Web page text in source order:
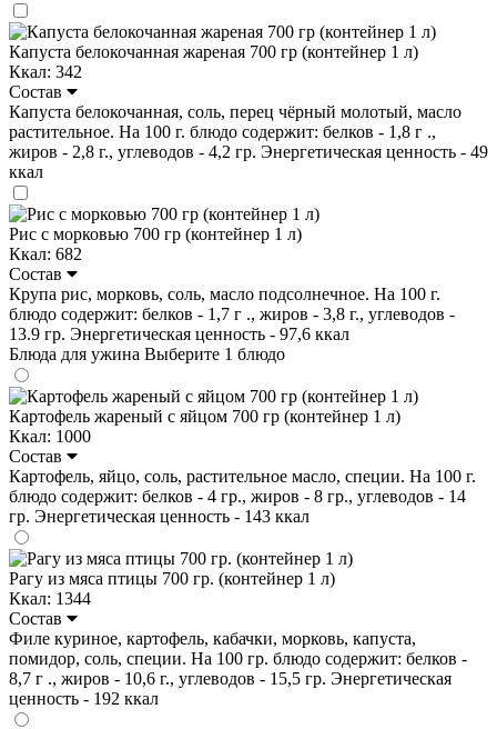
Капуста белокочанная жареная 700 гр (контейнер 1 л)
Ккал: 342
Состав
Капуста белокочанная, соль, перец чёрный молотый, масло
растительное. На 100 г. блюдо содержит: белков - 1,8 г .,
жиров - 2,8 г., углеводов - 4,2 гр. Энергетическая ценность - 49
ккал
Рис с морковью 700 гр (контейнер 1 л)
Ккал: 682
Состав
Крупа рис, морковь, соль, масло подсолнечное. На 100 г.
блюдо содержит: белков - 1,7 г ., жиров - 3,8 г., углеводов -
13.9 гр. Энергетическая ценность - 97,6 ккал
Блюда для ужина Выберите 1 блюдо
Картофель жареный с яйцом 700 гр (контейнер 1 л)
Ккал: 1000
Состав
Картофель, яйцо, соль, растительное масло, специи. На 100 г.
блюдо содержит: белков - 4 гр., жиров - 8 гр., углеводов - 14
гр. Энергетическая ценность - 143 ккал
Рагу из мяса птицы 700 гр. (контейнер 1 л)
Ккал: 1344
Состав
Филе куриное, картофель, кабачки, морковь, капуста,
помидор, соль, специи. На 100 гр. блюдо содержит: белков -
8,7 г ., жиров - 10,6 г., углеводов - 15,5 гр. Энергетическая
ценность - 192 ккал